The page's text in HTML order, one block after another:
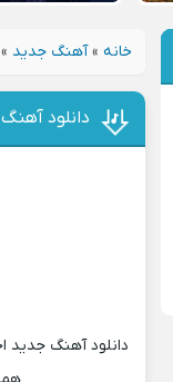
خانه »آهنگ جدید
دانلود
دانلود آهنگ جدید